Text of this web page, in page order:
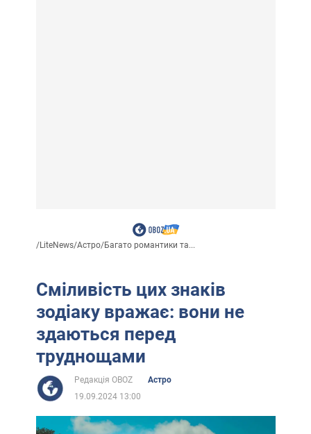
/LiteNews/Астро/Багато романтики та...
Сміливість цих знаків
зодіаку вражає: вони не
здаються перед
труднощами
Редакція OBOZ
Астро
19.09.2024 13:00